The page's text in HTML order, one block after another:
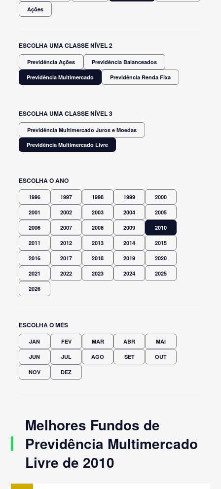
Ações
ESCOLHA UMA CLASSE NÍVEL 2
Previdência Ações Previdência Balanceados
Previdência Multimercado Previdência Renda Fixa
ESCOLHA UMA CLASSE NÍVEL 3
Previdência Multimercado Juros e Moedas
Previdência Multimercado Livre
ESCOLHA O ANO
1996 1997 1998 1999 2000
2001 2002 2003 2004 2005
2006 2007 2008 2009 2010
2011 2012 2013 2014 2015
2016 2017 2018 2019 2020
2021 2022 2023 2024 2025
2026
ESCOLHA O MÊS
JAN FEV MAR ABR MAI
JUN JUL AGO SET OUT
NOV DEZ
Melhores Fundos de
Previdência Multimercado
Livre de 2010